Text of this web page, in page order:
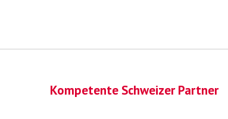
Mythos "Online-Reifen vs.
Kompetente Schweizer Partner